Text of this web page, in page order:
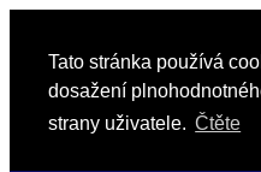
Tato stránka používá
dosažení
strany uživatele. Čtěte